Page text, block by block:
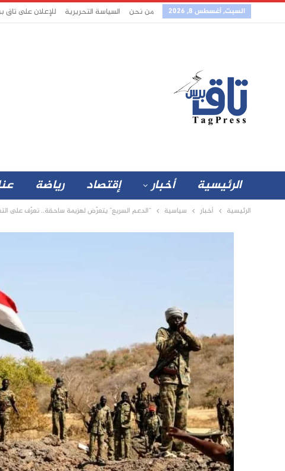
السبت, أغسطس 8, 2026 من نحن السياسة التحريرية للإعلان على تاق
الرئيسية أخبار إقتصاد رياضة
الرئيسية أخبار سياسية “الدعم السريع” يتعرّض لهزيمة ساحقة.. تعرّف على